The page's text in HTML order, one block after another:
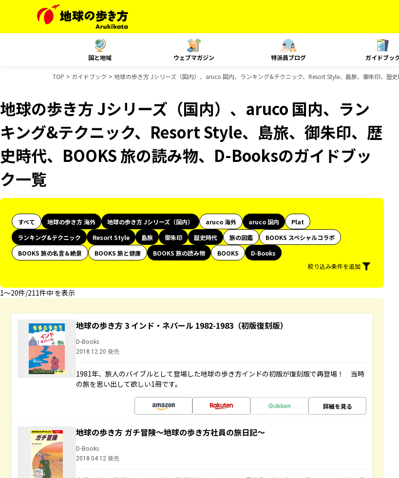
国と地域 ウェブマガジン 特派員ブログ ガイドブッ
TOP ガイドブック 地球の歩き方 Jシリーズ（国内）、aruco 国内、ランキング&テクニック、Resort Style、島旅、御朱印、歴
地球の歩き方 Jシリーズ（国内）、aruco 国内、ラン
キング&テクニック、Resort Style、島旅、御朱印、歴
史時代、BOOKS 旅の読み物、D-Booksのガイドブッ
ク一覧
すべて 地球の歩き方 海外 地球の歩き方 Jシリーズ（国内） aruco 海外 aruco 国内
Plat
ランキング&テクニック
Resort Style 島旅 御朱印 歴史時代 旅の図鑑
BOOKS スペシャルコラボ
BOOKS 旅の名言＆絶景
BOOKS 旅と健康 BOOKS 旅の読み物 BOOKS
D-Books
絞り込み条件を追加
1〜20件/211件中 を表示
地球の歩き方 3 インド・ネパール 1982-1983（初版復刻版）
D-Books
2018.12.20 発売
1981年、旅人のバイブルとして登場した地球の歩き方インドの初版が復刻版で再登場！ 当時
の旅を思い出して欲しい1冊です。
詳細を見る
地球の歩き方 ガチ冒険～地球の歩き方社員の旅日記～
D-Books
2018.04.12 発売